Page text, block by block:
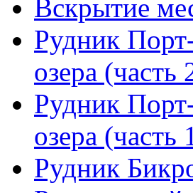
Вскрытие
Рудник
озера (часть
Рудник
озера (часть
Рудник